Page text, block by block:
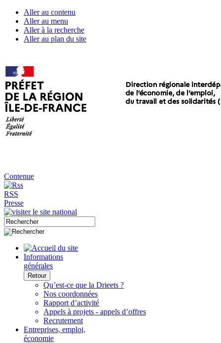
Aller au contenu
Aller au menu
Aller à la recherche
Aller au plan du site
Contenue
RSS
Presse
Informations
générales
Retour
Qu’est-ce que la Drieets ?
Nos coordonnées
Rapport d’activité
Appels à projets - appels d’offres
Recrutement
Entreprises, emploi,
économie